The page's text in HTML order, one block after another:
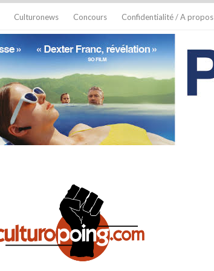
Culturonews Concours Confidentialité / A propos